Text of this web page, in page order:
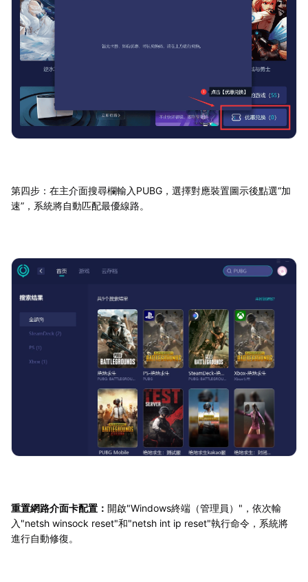
第四步：在主介面搜尋欄輸入PUBG，選擇對應裝置圖示後點選“加
速”，系統將自動匹配最優線路。
重置網路介面卡配置： 開啟"Windows終端（管理員）"，依次輸
入"netsh winsock reset"和"netsh int ip reset"執行命令，系統將
進行自動修復。